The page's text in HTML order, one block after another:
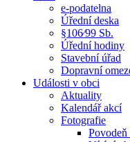
e-podatelna
Úřední deska
§106⁄99 Sb.
Úřední hodiny
Stavební úřad
Dopravní
Události v obci
Aktuality
Kalendář akcí
Fotografie
Povodeň